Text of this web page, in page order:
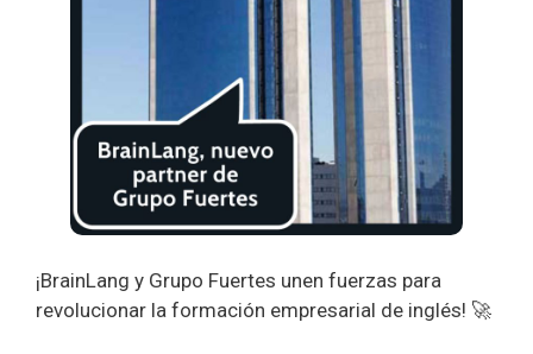
¡BrainLang y Grupo Fuertes unen fuerzas para
revolucionar la formación empresarial de inglés! 🚀